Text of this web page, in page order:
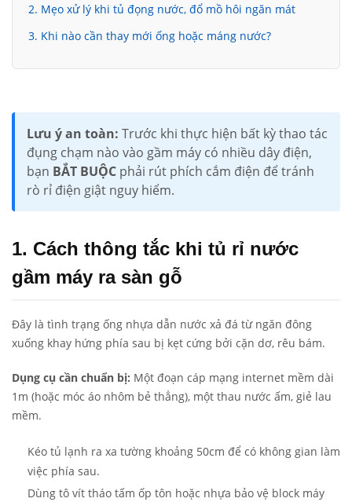
2. Mẹo xử lý khi tủ đọng nước, đổ mồ hôi ngăn mát
3. Khi nào cần thay mới ống hoặc máng nước?
Lưu ý an toàn: Trước khi thực hiện bất kỳ thao tác
đụng chạm nào vào gầm máy có nhiều dây điện,
bạn BẮT BUỘC phải rút phích cắm điện để tránh
rò rỉ điện giật nguy hiểm.
1. Cách thông tắc khi tủ rỉ nước
gầm máy ra sàn gỗ
Đây là tình trạng ống nhựa dẫn nước xả đá từ ngăn đông
xuống khay hứng phía sau bị kẹt cứng bởi cặn dơ, rêu bám.
Dụng cụ cần chuẩn bị: Một đoạn cáp mạng internet mềm dài
1m (hoặc móc áo nhôm bẻ thẳng), một thau nước ấm, giẻ lau
mềm.
Kéo tủ lạnh ra xa tường khoảng 50cm để có không gian làm
việc phía sau.
Dùng tô vít tháo tấm ốp tôn hoặc nhựa bảo vệ block máy